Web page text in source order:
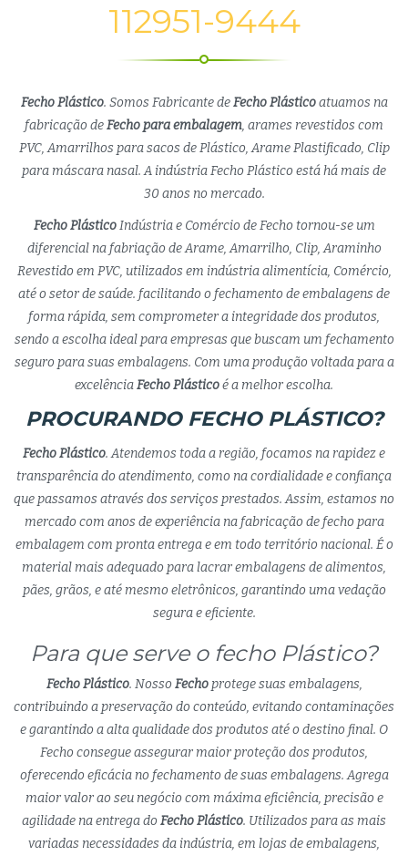
112951-9444
Fecho Plástico. Somos Fabricante deFecho Plásticoatuamos na
fabricação deFecho para embalagem, arames revestidos com
PVC, Amarrilhos para sacos de Plástico, Arame Plastificado, Clip
para máscara nasal. A indústria Fecho Plástico está há mais de
30 anos no mercado.
Fecho PlásticoIndústria e Comércio de Fecho tornou-se um
diferencial na fabriação de Arame, Amarrilho, Clip, Araminho
Revestido em PVC, utilizados em indústria alimentícia, Comércio,
até o setor de saúde. facilitando o fechamento de embalagens de
forma rápida, sem comprometer a integridade dos produtos,
sendo a escolha ideal para empresas que buscam um fechamento
seguro para suas embalagens. Com uma produção voltada para a
excelênciaFecho Plásticoé a melhor escolha.
PROCURANDO FECHO PLÁSTICO?
Fecho Plástico. Atendemos toda a região, focamos na rapidez e
transparência do atendimento, como na cordialidade e confiança
que passamos através dos serviços prestados. Assim, estamos no
mercado com anos de experiência na fabricação de fecho para
embalagem com pronta entrega e em todo território nacional. É o
material mais adequado para lacrar embalagens de alimentos,
pães, grãos, e até mesmo eletrônicos, garantindo uma vedação
segura e eficiente.
Para que serve o fecho Plástico?
Fecho Plástico. Nosso Fechoprotege suas embalagens,
contribuindo a preservação do conteúdo, evitando contaminações
e garantindo a alta qualidade dos produtos até o destino final. O
Fecho consegue assegurar maior proteção dos produtos,
oferecendo eficácia no fechamento de suas embalagens. Agrega
maior valor ao seu negócio com máxima eficiência, precisão e
agilidade na entrega do Fecho Plástico. Utilizados para as mais
variadas necessidades da indústria, em lojas de embalagens,